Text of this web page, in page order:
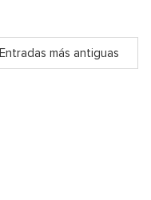
Entradas más antiguas